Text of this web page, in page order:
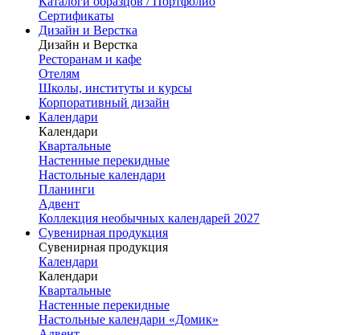
Сертификаты
Дизайн и Верстка
Дизайн и Верстка
Ресторанам и кафе
Отелям
Школы, институты и курсы
Корпоративный дизайн
Календари
Календари
Квартальные
Настенные перекидные
Настольные календари
Планинги
Адвент
Коллекция необычных календарей 2027
Сувенирная продукция
Сувенирная продукция
Календари
Календари
Квартальные
Настенные перекидные
Настольные календари «Домик»